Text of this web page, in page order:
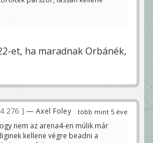
et, ha maradnak Orbánék,
több mint 5 éve
276 — Axel Foley
nem az arena4-en múlik már
kellene végre beadni a